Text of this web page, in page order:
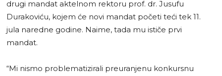
drugi mandat aktelnom rektoru prof. dr. Jusufu
Durakoviću, kojem će novi mandat početi teći tek 11.
jula naredne godine. Naime, tada mu ističe prvi
mandat.
“Mi nismo problematizirali preuranjenu konkursnu